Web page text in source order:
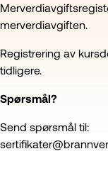
merverdiavgiften.
Registrering av
tidligere.
Spørsmål?
Send spørsmål til: